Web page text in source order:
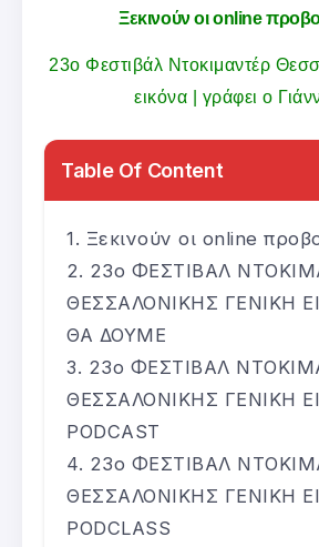
Ξεκινούν οι online
23ο Φεστιβάλ Ντοκιμαντέρ
εικόνα | γράφει ο
Table Of Content
Ξεκινούν οι online
23ο ΦΕΣΤΙΒΑΛ
ΘΕΣΣΑΛΟΝΙΚΗΣ ΓΕΝΙΚΗ
ΘΑ ΔΟΥΜΕ
23ο ΦΕΣΤΙΒΑΛ
ΘΕΣΣΑΛΟΝΙΚΗΣ ΓΕΝΙΚΗ
PODCAST
23ο ΦΕΣΤΙΒΑΛ
ΘΕΣΣΑΛΟΝΙΚΗΣ ΓΕΝΙΚΗ
PODCLASS